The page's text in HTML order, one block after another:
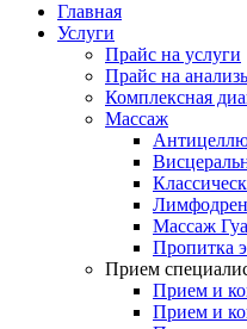
жизнь"Главная
Услуги
Прайс на услуги
Прайс на
Комплексная
Массаж
Массаж
Пропитка
Прием
Прием и
Прием и